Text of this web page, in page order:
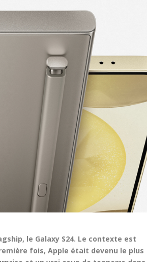
le Galaxy S24. Le contexte est
fois, Apple était devenu le plus